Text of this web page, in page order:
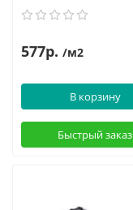
577р. /м2
В корзину
Быстрый заказ